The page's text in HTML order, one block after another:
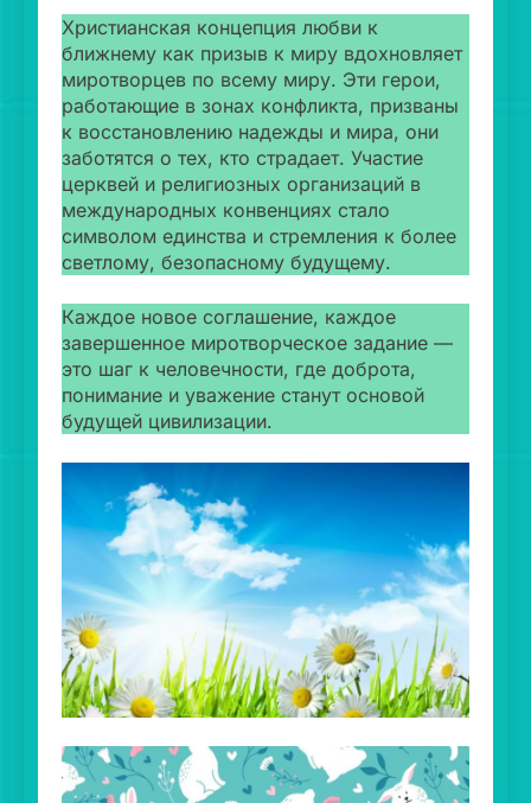
Христианская концепция любви к
ближнему как призыв к миру вдохновляет
миротворцев по всему миру. Эти герои,
работающие в зонах конфликта, призваны
к восстановлению надежды и мира, они
заботятся о тех, кто страдает. Участие
церквей и религиозных организаций в
международных конвенциях стало
символом единства и стремления к более
светлому, безопасному будущему.
Каждое новое соглашение, каждое
завершенное миротворческое задание —
это шаг к человечности, где доброта,
понимание и уважение станут основой
будущей цивилизации.